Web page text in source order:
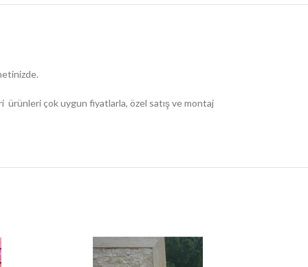
ürünleri çok uygun fiyatlarla, özel satış ve montaj